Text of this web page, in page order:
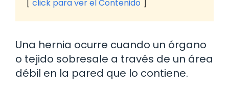
click para ver el Contenido
Una hernia ocurre cuando un órgano
o tejido sobresale a través de un área
débil en la pared que lo contiene.